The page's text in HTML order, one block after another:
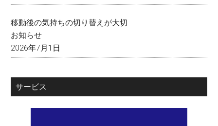
移動後の気持ちの切り替えが大切
お知らせ
2026年7月1日
サービス